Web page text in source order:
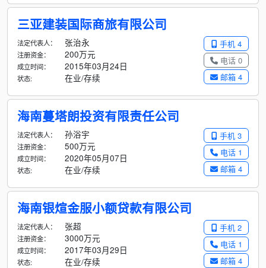
三亚建装国际商旅有限公司
手机 4
电话 0
邮箱 4
法定代表人： 张治永
注册资金： 200万元
成立时间： 2015年03月24日
状态: 在业/存续
海南蔓塔朗投资有限责任公司
手机 3
电话 1
邮箱 4
法定代表人： 孙浴宇
注册资金： 500万元
成立时间： 2020年05月07日
状态: 在业/存续
海南银煊金服小额贷款有限公司
手机 2
电话 1
邮箱 4
法定代表人： 张超
注册资金： 3000万元
成立时间： 2017年03月29日
状态: 在业/存续